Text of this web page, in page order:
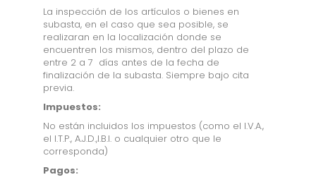
La inspección de los artículos o bienes en
subasta, en el caso que sea posible, se
realizaran en la localización donde se
encuentren los mismos, dentro del plazo de
entre 2 a 7 días antes de la fecha de
finalización de la subasta. Siempre bajo cita
previa.
Impuestos:
No están incluidos los impuestos (como el I.V.A.,
el I.T.P., A.J.D.,I.B.I. o cualquier otro que le
corresponda)
Pagos: